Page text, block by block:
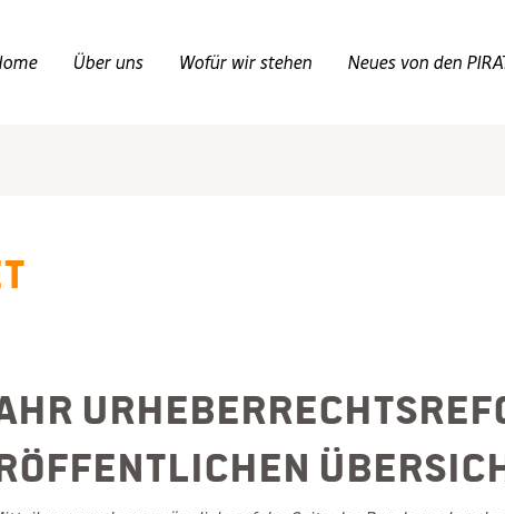
Über uns Wofür wir stehen Neues von den